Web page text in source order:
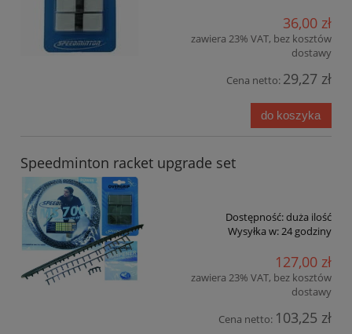
36,00 zł
zawiera 23% VAT, bez kosztów
dostawy
Cena netto: 29,27 zł
do koszyka
Speedminton racket upgrade set
Dostępność:duża ilość
Wysyłka w:24 godziny
127,00 zł
zawiera 23% VAT, bez kosztów
dostawy
Cena netto: 103,25 zł